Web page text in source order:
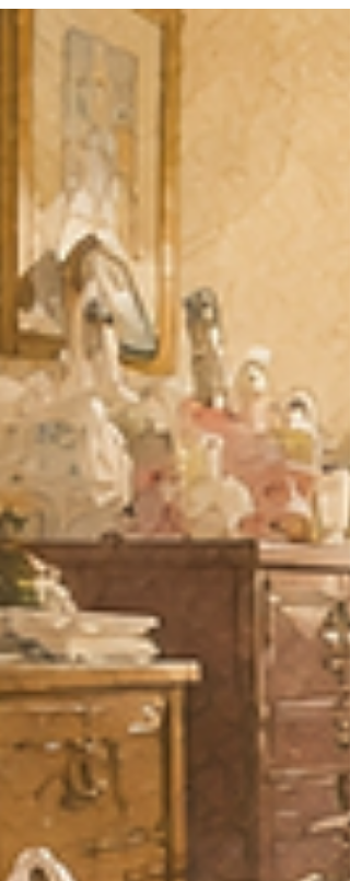
雑な想いと環境の変化に、私たちはどう寄り添うべきで
ょうか。 今回は、「ヘルパーのいる引越屋さん」こと株
会社くらすむーぶが実践した、医療・福祉・全国ネット
引越業者様には決して真似のできない、私たちならでは
「住環境サポート」のリアルをご覧ください。 ■ ご相談の
内のマンションでお一人暮らしをされていた60代のお母
が、脳梗塞を患い緊急入院されました。 幸いにも退院を
えることになりましたが、今後の暮らしや安全面を考慮
し、娘様がお住まいの少し離れた県へお引越しされるこ
が決まりました。 離れて暮らす親の転居に大きな不安を
える中、娘様が弊社のブログをお読みになり、「ここな
親の体調や気持ちに寄り添って、安心して任せられる」
強くご希